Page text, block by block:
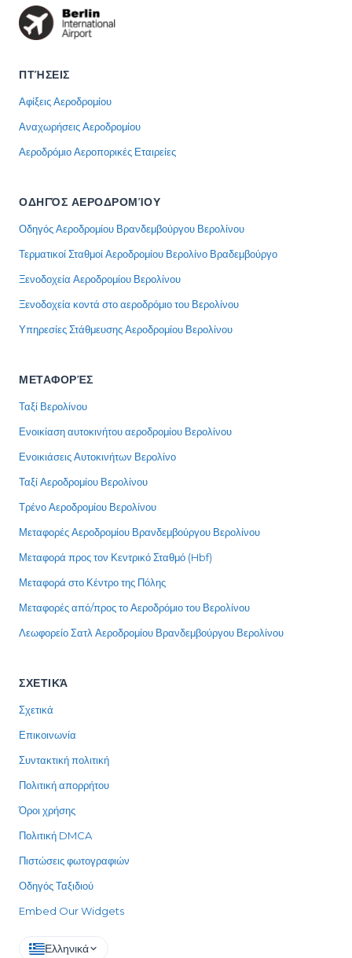
ΠΤΉΣΕΙΣ
Αφίξεις Αεροδρομίου
Αναχωρήσεις Αεροδρομίου
Αεροδρόμιο Αεροπορικές Εταιρείες
ΟΔΗΓΌΣ ΑΕΡΟΔΡΟΜΊΟΥ
Οδηγός Αεροδρομίου Βρανδεμβούργου Βερολίνου
Τερματικοί Σταθμοί Αεροδρομίου Βερολίνο Βραδεμβούργο
Ξενοδοχεία Αεροδρομίου Βερολίνου
Ξενοδοχεία κοντά στο αεροδρόμιο του Βερολίνου
Υπηρεσίες Στάθμευσης Αεροδρομίου Βερολίνου
ΜΕΤΑΦΟΡΈΣ
Ταξί Βερολίνου
Ενοικίαση αυτοκινήτου αεροδρομίου Βερολίνου
Ενοικιάσεις Αυτοκινήτων Βερολίνο
Ταξί Αεροδρομίου Βερολίνου
Τρένο Αεροδρομίου Βερολίνου
Μεταφορές Αεροδρομίου Βρανδεμβούργου Βερολίνου
Μεταφορά προς τον Κεντρικό Σταθμό (Hbf)
Μεταφορά στο Κέντρο της Πόλης
Μεταφορές από/προς το Αεροδρόμιο του Βερολίνου
Λεωφορείο Σατλ Αεροδρομίου Βρανδεμβούργου Βερολίνου
ΣΧΕΤΙΚΆ
Σχετικά
Επικοινωνία
Συντακτική πολιτική
Πολιτική απορρήτου
Όροι χρήσης
Πολιτική DMCA
Πιστώσεις φωτογραφιών
Οδηγός Ταξιδιού
Embed Our Widgets
Ελληνικά